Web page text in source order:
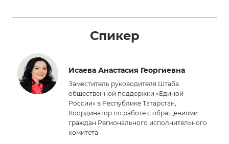
Спикер
Исаева Анастасия Георгиевна
Заместитель руководителя Штаба
общественной поддержки «Единой
России» в Республике Татарстан,
Координатор по работе с обращениями
граждан Регионального исполнительного
комитета